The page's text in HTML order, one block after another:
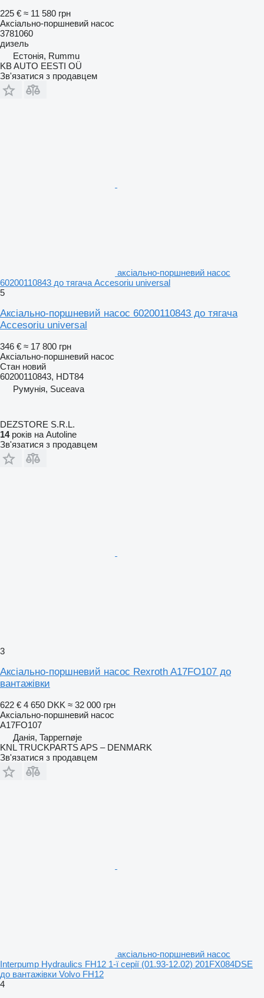
225 € ≈ 11 580 грн
Аксіально-поршневий насос
3781060
дизель
Естонія, Rummu
KB AUTO EESTI OÜ
Зв'язатися з продавцем
аксіально-поршневий насос
60200110843 до тягача Accesoriu universal
5
Аксіально-поршневий насос 60200110843 до тягача
Accesoriu universal
346 € ≈ 17 800 грн
Аксіально-поршневий насос
Стан новий
60200110843, HDT84
Румунія, Suceava
DEZSTORE S.R.L.
14років на Autoline
Зв'язатися з продавцем
3
Аксіально-поршневий насос Rexroth A17FO107 до
вантажівки
622 € 4 650 DKK ≈ 32 000 грн
Аксіально-поршневий насос
A17FO107
Данія, Tappernøje
KNL TRUCKPARTS APS – DENMARK
Зв'язатися з продавцем
аксіально-поршневий насос
Interpump Hydraulics FH12 1-ї серії (01.93-12.02) 201FX084DSE
до вантажівки Volvo FH12
4